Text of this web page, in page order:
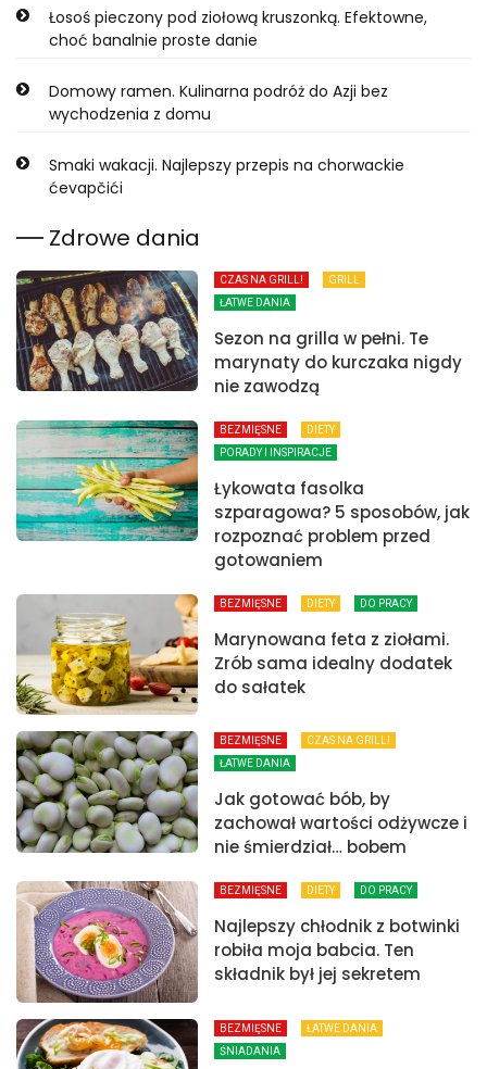
Łosoś pieczony pod ziołową kruszonką. Efektowne,
choć banalnie proste danie
Domowy ramen. Kulinarna podróż do Azji bez
wychodzenia z domu
Smaki wakacji. Najlepszy przepis na chorwackie
ćevapčići
Zdrowe dania
CZAS NA GRILL!
GRILL
ŁATWE DANIA
Sezon na grilla w pełni. Te
marynaty do kurczaka nigdy
nie zawodzą
BEZMIĘSNE
DIETY
PORADY I INSPIRACJE
Łykowata fasolka
szparagowa? 5 sposobów, jak
rozpoznać problem przed
gotowaniem
BEZMIĘSNE DIETY DO PRACY
Marynowana feta z ziołami.
Zrób sama idealny dodatek
do sałatek
BEZMIĘSNE
CZAS NA GRILL!
ŁATWE DANIA
Jak gotować bób, by
zachował wartości odżywcze i
nie śmierdział… bobem
BEZMIĘSNE DIETY DO PRACY
Najlepszy chłodnik z botwinki
robiła moja babcia. Ten
składnik był jej sekretem
BEZMIĘSNE
ŁATWE DANIA
ŚNIADANIA